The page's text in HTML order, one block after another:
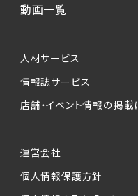
動画一覧
人材サービス
情報誌サービス
店舗・イベント情報の掲載
運営会社
個人情報保護方針